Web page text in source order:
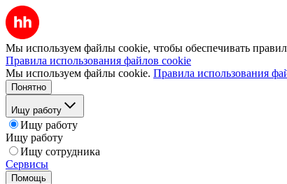
Мы используем файлы cookie, чтобы обеспечивать
Правила использования файлов cookie
Мы используем файлы cookie. Правила использования
Понятно
Ищу работу
Ищу работу
Ищу работу
Ищу сотрудника
Сервисы
Помощь